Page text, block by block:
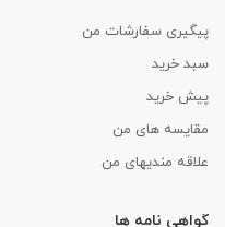
پیگیری سفارشات من
سبد خرید
پیش خرید
مقایسه های من
علاقه مندیهای من
گواهی نامه ها